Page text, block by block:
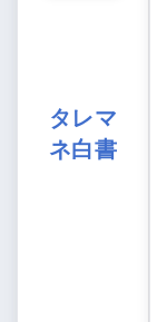
タレマ
ネ白書